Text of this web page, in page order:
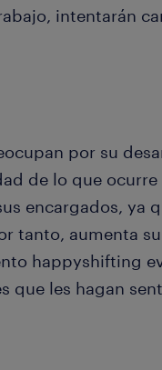
intentarán
por su
de lo que
encargados, ya
tanto, aumenta
happyshifting
que les hagan